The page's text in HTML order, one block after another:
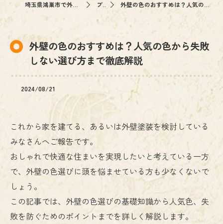
ブログ 外壁の色のおすすめは？人気の色から失敗しない選び方まで徹底解説
外壁の色のおすすめは？人気の色から失敗
しない選び方まで徹底解説
2024/08/21
これから家を建てる、あるいは外壁塗装を検討している
みなさんへご報告です。
おしゃれで快適な住まいを実現したいと考えている一方
で、外壁の色選びに頭を悩ませている方も少なくないで
しょう。
この記事では、外壁の色選びの基礎知識から人気色、失
敗を防ぐためのポイントまでを詳しく解説します。